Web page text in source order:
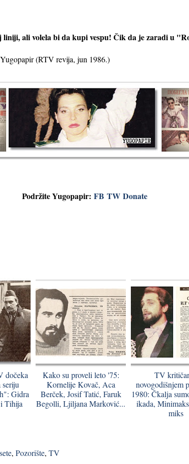
liniji, ali volela bi da kupi vespu! Čik da je zaradi u
(RTV revija, jun 1986.)
Podržite Yugopapir: FB TW Donate
dočeka
Gidra
Tihija
Kako su proveli leto '75:
Kornelije Kovač, Aca
Berček, Josif Tatić, Faruk
Begolli, Ljiljana Marković...
TV
novogodišnjem
1980: Čkalja
ikada,
miks
, Pozorište, TV